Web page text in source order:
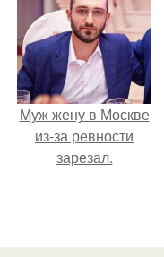
Mуж жену в Москве
из-за ревности
зарезал.